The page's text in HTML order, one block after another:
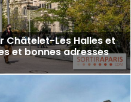
Châtelet-Les Halles et
et bonnes adresses